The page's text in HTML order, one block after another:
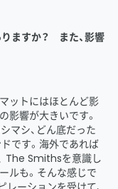
ますか？ また、影響
ットにはほとんど影
影響が大きいです。
マシ、どん底だった
です。海外であれば
The Smithsを意識し
ルも。そんな感じで